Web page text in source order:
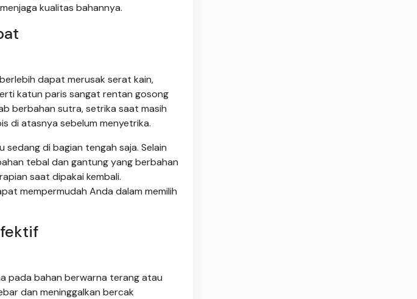
kualitas bahannya.
dapat merusak serat kain,
katun paris sangat rentan gosong
berbahan sutra, setrika saat masih
di atasnya sebelum menyetrika.
di bagian tengah saja. Selain
tebal dan gantung yang berbahan
saat dipakai kembali.
mempermudah Anda dalam memilih
pada bahan berwarna terang atau
dan meninggalkan bercak